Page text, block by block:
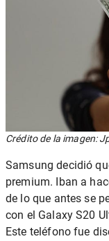
Crédito de la imagen:
Samsung decidió
premium. Iban a
de lo que antes se
con el Galaxy S20
Este teléfono fue